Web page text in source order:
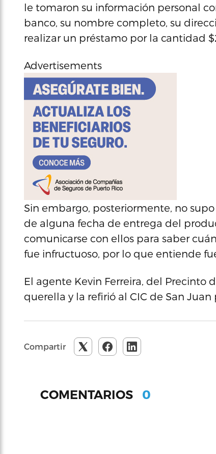
le tomaron su información personal
banco, su nombre completo, su
realizar un préstamo por la cantidad
Advertisements
Sin embargo, posteriormente, no
de alguna fecha de entrega del
comunicarse con ellos para saber
fue infructuoso, por lo que entiende
El agente Kevin Ferreira, del Precinto
querella y la refirió al CIC de San
Compartir
COMENTARIOS 0